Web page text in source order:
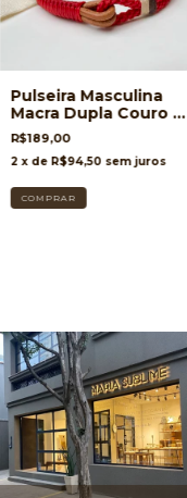
Pulseira Masculina
Macra Dupla Couro Nó
Red | Maria Sublime
R$189,00
2 x de R$94,50 sem juros